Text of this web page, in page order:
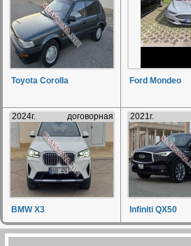
Toyota Corolla Ford Mondeo
2024г. договорная
BMW X3
2021г.
Infiniti QX50